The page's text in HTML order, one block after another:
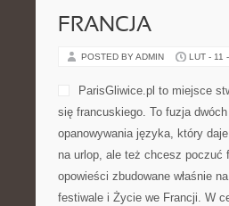
FRANCJA
POSTED BY ADMIN LUT - 11
ParisGliwice.pl to miejsce
się francuskiego. To fuzja
opanowywania języka, który
na urlop, ale też chcesz poczuć
opowieści zbudowane właśnie
festiwale i Życie we Francji. W